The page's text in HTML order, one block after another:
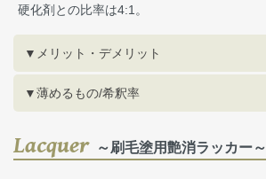
硬化剤との比率は4:1。
▼メリット・デメリット
▼薄めるもの/希釈率
Lacquer～刷毛塗用艶消ラッカー～